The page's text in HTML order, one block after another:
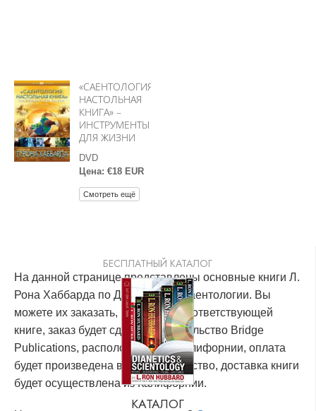
«САЕНТОЛОГИЯ:
НАСТОЛЬНАЯ
КНИГА» –
ИНСТРУМЕНТЫ
ДЛЯ ЖИЗНИ
DVD
Цена: €18 EUR
Смотреть ещё
На данной странице представлены основные книги Л.
Рона Хаббарда по Дианетике и Саентологии. Вы
можете их заказать, кликнув по соответствующей
книге, заказ будет сделан в издательство Bridge
Publications, расположенное в Калифорнии, оплата
будет произведена в это издательство, доставка книги
будет осуществлена из Калифорнии.
БЕСПЛАТНЫЙ КАТАЛОГ
КАТАЛОГ